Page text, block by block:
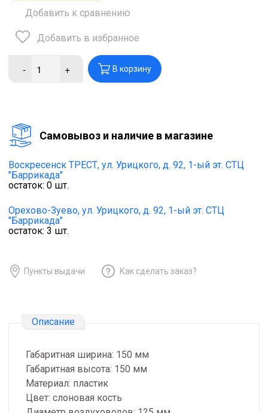
Добавить к сравнению
Добавить в избранное
- + В корзину
Cамовывоз и наличие в магазине
Воскресенск ТРЕСТ, ул. Урицкого, д. 92, 1-ый эт. СТЦ
"Баррикада"
остаток: 0 шт.
Орехово-Зуево, ул. Урицкого, д. 92, 1-ый эт. СТЦ
"Баррикада"
остаток: 3 шт.
Пункты выдачи Как сделать заказ?
Описание
Габаритная ширина: 150 мм
Габаритная высота: 150 мм
Материал: пластик
Цвет: слоновая кость